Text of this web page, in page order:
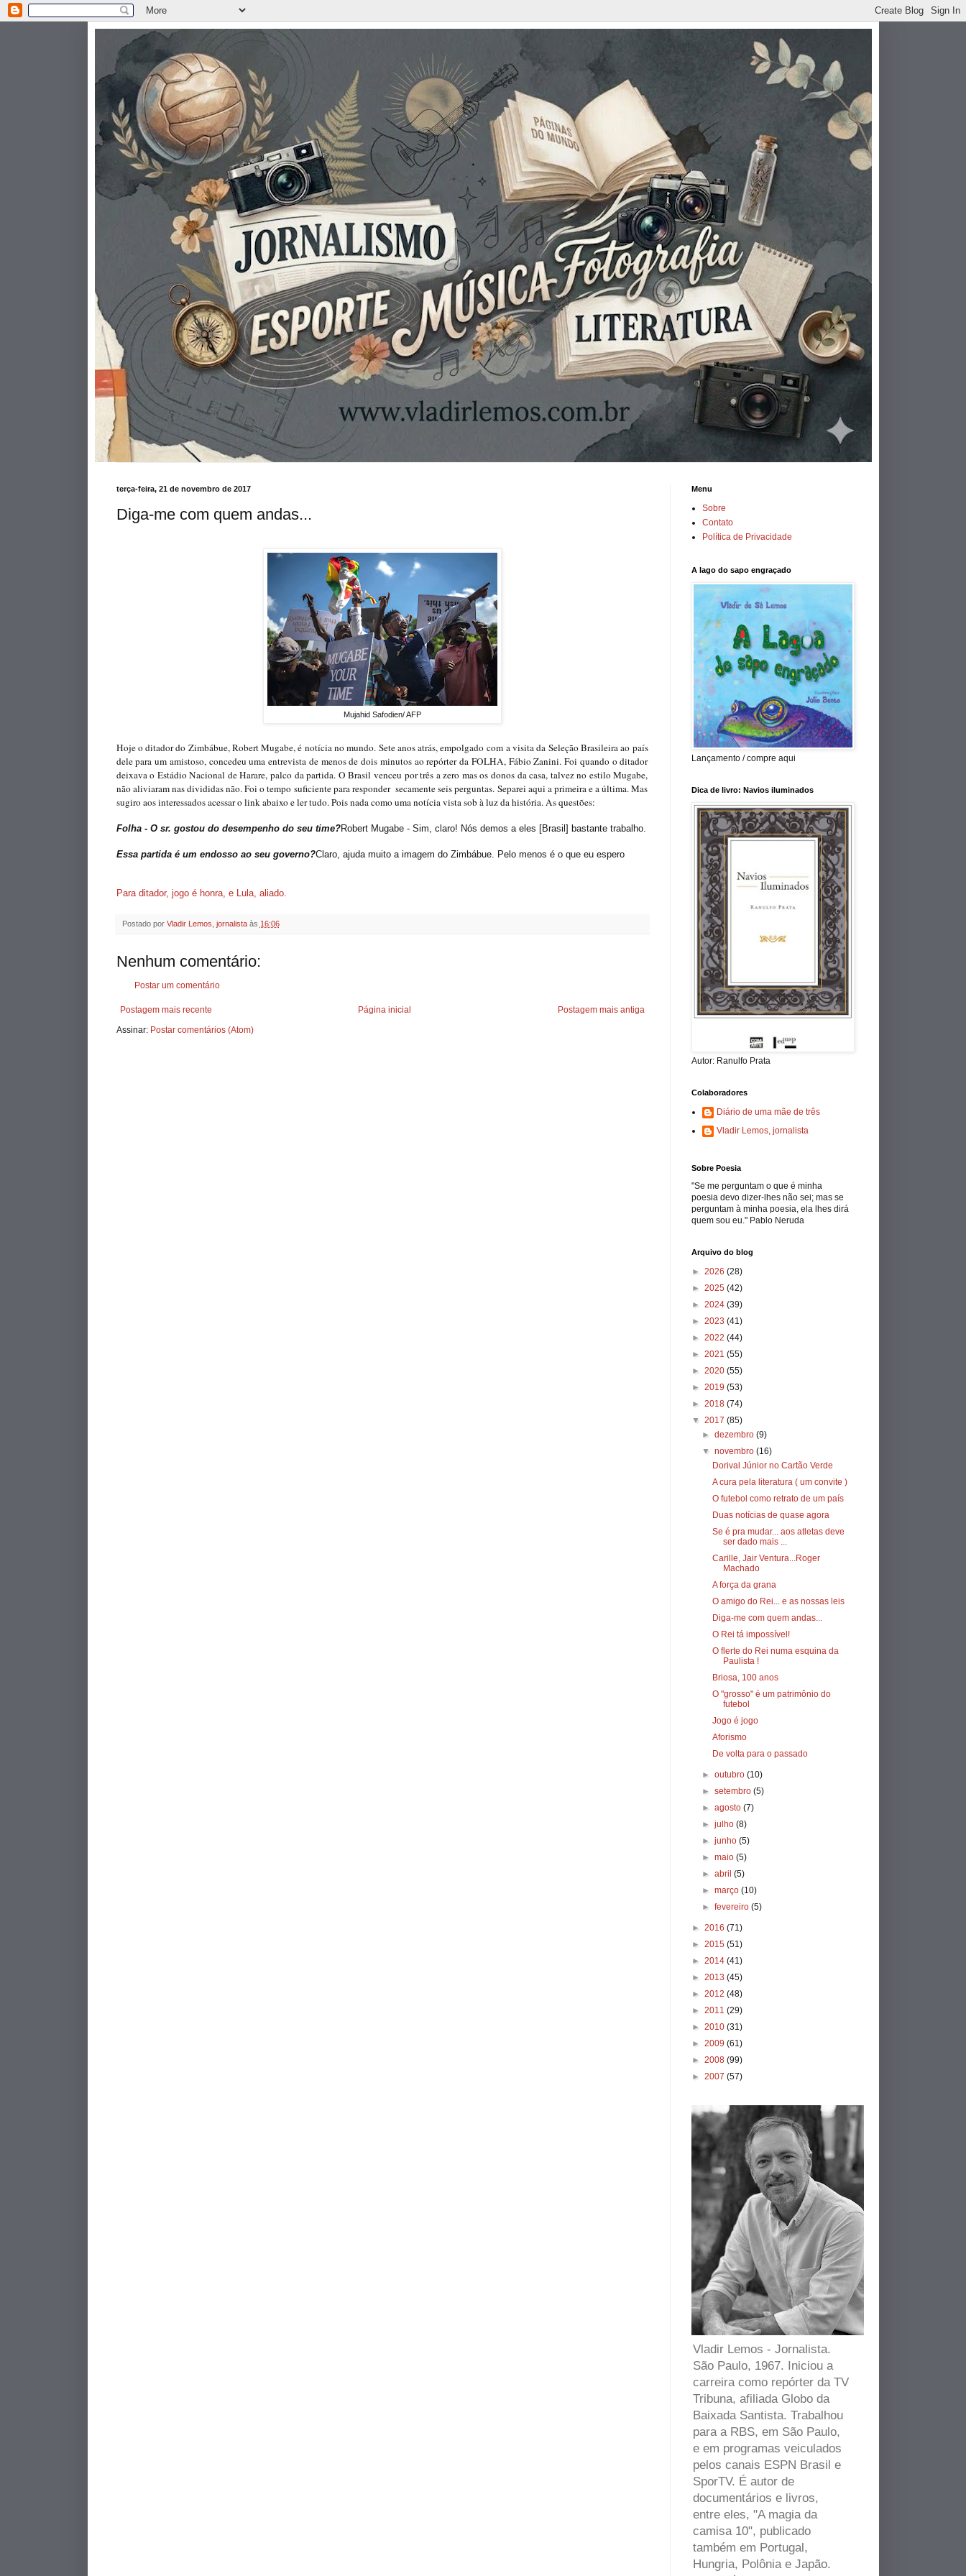
terça-feira, 21 de novembro de 2017
Diga-me com quem andas...
Mujahid Safodien/ AFP
Hoje o ditador do Zimbábue, Robert Mugabe, é notícia no mundo. Sete anos atrás, empolgado com a visita da Seleção Brasileira ao país
dele para um amistoso, concedeu uma entrevista de menos de dois minutos ao repórter da FOLHA, Fábio Zanini. Foi quando o ditador
deixava o Estádio Nacional de Harare, palco da partida. O Brasil venceu por três a zero mas os donos da casa, talvez no estilo Mugabe,
não aliviaram nas divididas não. Foi o tempo suficiente para responder secamente seis perguntas. Separei aqui a primeira e a última. Mas
sugiro aos interessados acessar o link abaixo e ler tudo. Pois nada como uma notícia vista sob à luz da história. As questões:
Folha - O sr. gostou do desempenho do seu time?Robert Mugabe - Sim, claro! Nós demos a eles [Brasil] bastante trabalho.
Essa partida é um endosso ao seu governo?Claro, ajuda muito a imagem do Zimbábue. Pelo menos é o que eu espero
Para ditador, jogo é honra, e Lula, aliado.
Postado por Vladir Lemos, jornalista às 16:06
Nenhum comentário:
Postar um comentário
Postagem mais recente Postagem mais antiga
Página inicial
Assinar: Postar comentários (Atom)
Menu
Sobre
Contato
Política de Privacidade
A lago do sapo engraçado
Lançamento / compre aqui
Dica de livro: Navios iluminados
Autor: Ranulfo Prata
Colaboradores
Diário de uma mãe de três
Vladir Lemos, jornalista
Sobre Poesia
"Se me perguntam o que é minha
poesia devo dizer-lhes não sei; mas se
perguntam à minha poesia, ela lhes dirá
quem sou eu." Pablo Neruda
Arquivo do blog
► 2026 (28)
► 2025 (42)
► 2024 (39)
► 2023 (41)
► 2022 (44)
► 2021 (55)
► 2020 (55)
► 2019 (53)
► 2018 (74)
▼ 2017 (85)
► dezembro (9)
▼ novembro (16)
Dorival Júnior no Cartão Verde
A cura pela literatura ( um convite )
O futebol como retrato de um país
Duas notícias de quase agora
Se é pra mudar... aos atletas deve
ser dado mais ...
Carille, Jair Ventura...Roger
Machado
A força da grana
O amigo do Rei... e as nossas leis
Diga-me com quem andas...
O Rei tá impossível!
O flerte do Rei numa esquina da
Paulista !
Briosa, 100 anos
O "grosso" é um patrimônio do
futebol
Jogo é jogo
Aforismo
De volta para o passado
► outubro (10)
► setembro (5)
► agosto (7)
► julho (8)
► junho (5)
► maio (5)
► abril (5)
► março (10)
► fevereiro (5)
► 2016 (71)
► 2015 (51)
► 2014 (41)
► 2013 (45)
► 2012 (48)
► 2011 (29)
► 2010 (31)
► 2009 (61)
► 2008 (99)
► 2007 (57)
Vladir Lemos - Jornalista.
São Paulo, 1967. Iniciou a
carreira como repórter da TV
Tribuna, afiliada Globo da
Baixada Santista. Trabalhou
para a RBS, em São Paulo,
e em programas veiculados
pelos canais ESPN Brasil e
SporTV. É autor de
documentários e livros,
entre eles, "A magia da
camisa 10", publicado
também em Portugal,
Hungria, Polônia e Japão.